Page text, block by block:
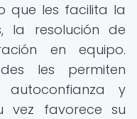
que les facilita la
la resolución de
en equipo.
les permiten
y
vez favorece su